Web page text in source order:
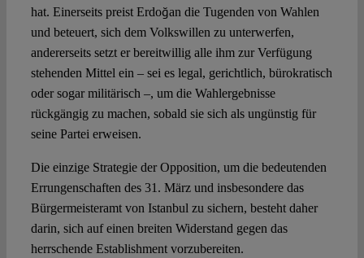
hat. Einerseits preist Erdoğan die Tugenden von Wahlen
und beteuert, sich dem Volkswillen zu unterwerfen,
andererseits setzt er bereitwillig alle ihm zur Verfügung
stehenden Mittel ein – sei es legal, gerichtlich, bürokratisch
oder sogar militärisch –, um die Wahlergebnisse
rückgängig zu machen, sobald sie sich als ungünstig für
seine Partei erweisen.
Die einzige Strategie der Opposition, um die bedeutenden
Errungenschaften des 31. März und insbesondere das
Bürgermeisteramt von Istanbul zu sichern, besteht daher
darin, sich auf einen breiten Widerstand gegen das
herrschende Establishment vorzubereiten.